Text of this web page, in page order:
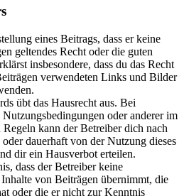
eines Beitrags, dass er keine
geltendes Recht oder die guten
insbesondere, dass du das Recht
verwendeten Links und Bilder
übt das Hausrecht aus. Bei
Nutzungsbedingungen oder anderer im
kann der Betreiber dich nach
dauerhaft von der Nutzung dieses
dir ein Hausverbot erteilen.
dass der Betreiber keine
von Beiträgen übernimmt, die
oder die er nicht zur Kenntnis